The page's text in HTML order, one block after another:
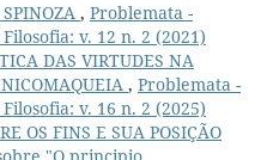
, Problemata -
v. 12 n. 2 (2021)
DAS VIRTUDES NA
, Problemata -
v. 16 n. 2 (2025)
OS FINS E SUA POSIÇÃO